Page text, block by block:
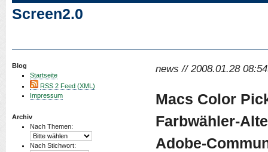
Screen2.0
Blog
Startseite
RSS 2 Feed (XML)
Impressum
Archiv
Nach Themen:
Nach Stichwort:
news // 2008.01.28
Macs Color
Farbwähler-
Adobe-